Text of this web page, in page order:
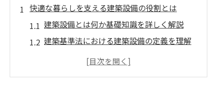
快適な暮らしを支える建築設備の役割とは
建築設備とは何か基礎知識を詳しく解説
建築基準法における建築設備の定義を理解
建築設備の具体例が生活を変える理由